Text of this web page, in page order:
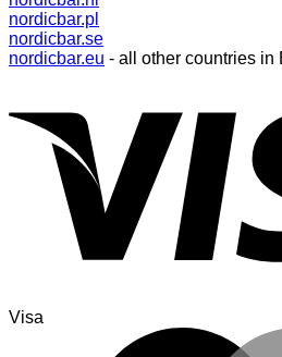
nordicbar.pl
nordicbar.se
nordicbar.eu - all other countries in
Visa